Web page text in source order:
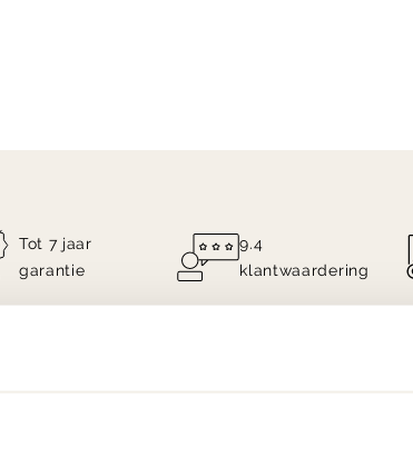
Tot 7 jaar
garantie
9.4
klantwaardering